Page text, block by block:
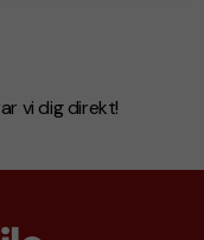
vi dig direkt!